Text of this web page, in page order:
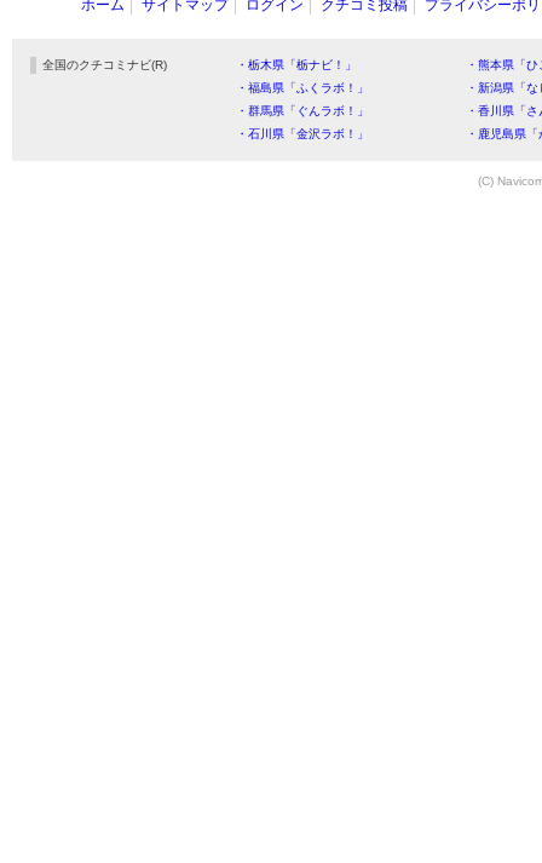
ホーム サイトマップ ログイン クチコミ投稿 プライバシーポ
全国のクチコミナビ(R) ・栃木県「栃ナビ！」
・熊本県「
・福島県「ふくラボ！」
・新潟県「
・群馬県「ぐんラボ！」
・香川県「
・石川県「金沢ラボ！」
・鹿児島県
(C)